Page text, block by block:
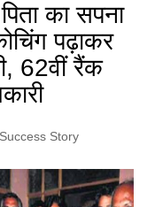
का सपना
पढ़ाकर
62वीं रैंक
Success Story